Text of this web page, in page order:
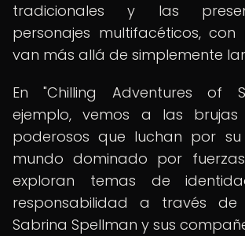
tradicionales y las
personajes multifacéticos,
van más allá de simplemente
En "Chilling Adventures of
ejemplo, vemos a las brujas
poderosos que luchan por
mundo dominado por
exploran temas de
responsabilidad a través
Sabrina Spellman y sus